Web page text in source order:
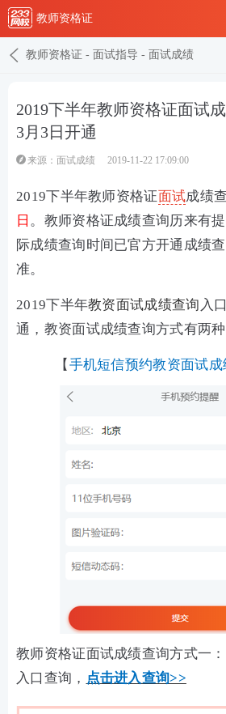
教师资格证
教师资格证 - 面试指导 - 面试成绩
2019下半年教师资格证面试
3月3日开通
来源： 面试成绩 2019-11-22 17:09:00
2019下半年教师资格证面试成绩
日 。教师资格证成绩查询历来有
际成绩查询时间已官方开通成绩
准。
2019下半年教资面试成绩查询 入
通，教资面试成绩查询方式有两种
【 手机短信预约教资面试
教师资格证面试成绩查询方式一
入口查询， 点击进入查询>>